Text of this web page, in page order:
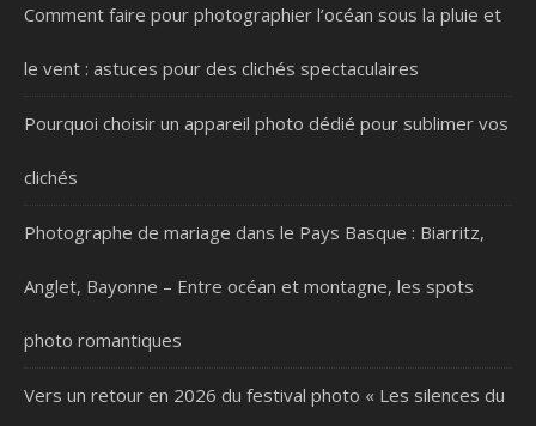
personnalisés
Comment faire pour photographier l’océan sous la pluie et
le vent : astuces pour des clichés spectaculaires
Pourquoi choisir un appareil photo dédié pour sublimer vos
clichés
Photographe de mariage dans le Pays Basque : Biarritz,
Anglet, Bayonne – Entre océan et montagne, les spots
photo romantiques
Vers un retour en 2026 du festival photo « Les silences du